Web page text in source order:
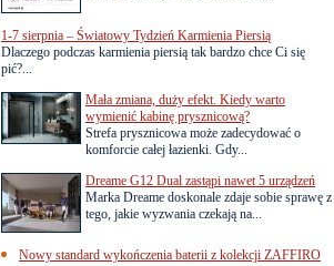
1-7 sierpnia – Światowy Tydzień Karmienia Piersią
Dlaczego podczas karmienia piersią tak bardzo chce Ci się
pić?...
Mała zmiana, duży efekt. Kiedy warto
wymienić kabinę prysznicową?
Strefa prysznicowa może zadecydować o
komforcie całej łazienki. Gdy...
Dreame G12 Dual zastąpi nawet 5 urządzeń
Marka Dreame doskonale zdaje sobie sprawę z
tego, jakie wyzwania czekają na...
Nowy standard wykończenia baterii z kolekcji ZAFFIRO